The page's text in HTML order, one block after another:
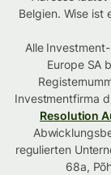
Belgien. Wise ist
Alle
Europe SA
Investmentfirma
Resolution
regulierten
68a,